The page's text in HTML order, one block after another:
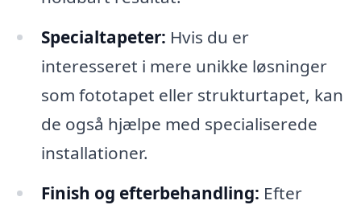
Specialtapeter: Hvis du er
interesseret i mere unikke løsninger
som fototapet eller strukturtapet, kan
de også hjælpe med specialiserede
installationer.
Finish og efterbehandling: Efter